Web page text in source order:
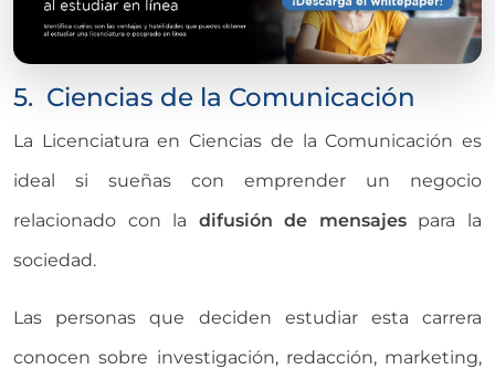
5. Ciencias de la Comunicación
La Licenciatura en Ciencias de la Comunicación es
ideal si sueñas con emprender un negocio
relacionado con la difusión de mensajespara la
sociedad.
Las personas que deciden estudiar esta carrera
conocen sobre investigación, redacción, marketing,